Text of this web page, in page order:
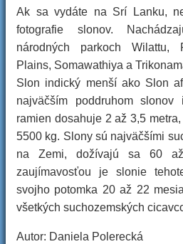
Ak sa vydáte na Srí Lanku,
fotografie slonov.
národných parkoch Wilattu,
Plains, Somawathiya a
Slon indický menší ako Slon
najväčším poddruhom
ramien dosahuje 2 až 3,5
5500 kg. Slony sú najväčšími
na Zemi, dožívajú sa 60
zaujímavosťou je slonie
svojho potomka 20 až 22
všetkých suchozemských
Autor: Daniela Polerecká